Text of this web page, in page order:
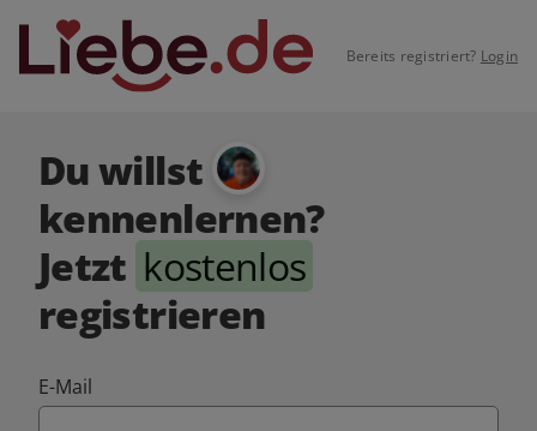
Bereits registriert? Login
Du willst
kennenlernen?
Jetzt kostenlos
registrieren
E-Mail